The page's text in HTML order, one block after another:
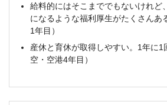
給料的にはそこまででもないけれど
になるような福利厚生がたくさんあ
1年目）
産休と育休が取得しやすい。1年に1
空・空港4年目）